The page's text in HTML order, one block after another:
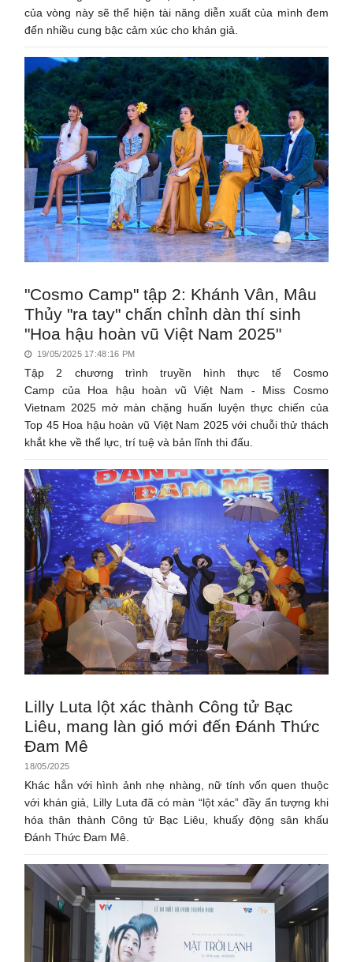
của vòng này sẽ thể hiện tài năng diễn xuất của mình đem
đến nhiều cung bậc cảm xúc cho khán giả.
"Cosmo Camp" tập 2: Khánh Vân, Mâu
Thủy "ra tay" chấn chỉnh dàn thí sinh
"Hoa hậu hoàn vũ Việt Nam 2025"
19/05/2025 17:48:16 PM
Tập 2 chương trình truyền hình thực tế Cosmo
Camp của Hoa hậu hoàn vũ Việt Nam - Miss Cosmo
Vietnam 2025 mở màn chặng huấn luyện thực chiến của
Top 45 Hoa hậu hoàn vũ Việt Nam 2025 với chuỗi thử thách
khắt khe về thể lực, trí tuệ và bản lĩnh thi đấu.
Lilly Luta lột xác thành Công tử Bạc
Liêu, mang làn gió mới đến Đánh Thức
Đam Mê
18/05/2025
Khác hẳn với hình ảnh nhẹ nhàng, nữ tính vốn quen thuộc
với khán giả, Lilly Luta đã có màn “lột xác” đầy ấn tượng khi
hóa thân thành Công tử Bạc Liêu, khuấy động sân khấu
Đánh Thức Đam Mê.